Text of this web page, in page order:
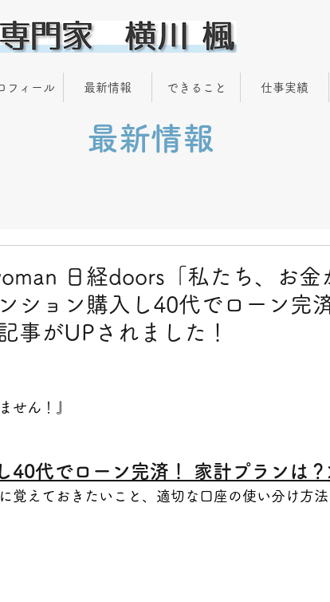
フィール 最新情報 できること 仕事実績
最新情報
日経doors「私たち、お金
ション購入し40代でローン完
事がUPされました！
せん！』
40代でローン完済！ 家計プランは？
覚えておきたいこと、適切な口座の使い分け方